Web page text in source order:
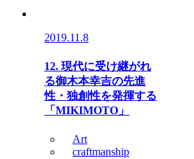
2019.11.8
12. 現代に受け継がれ
る御木本幸吉の先進
性・独創性を発揮する
「MIKIMOTO」
Art
craftmanship